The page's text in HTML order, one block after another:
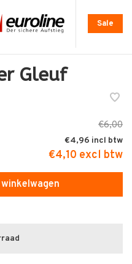
Sale
Gleuf
€6,00
€4,96
€4,10 excl btw